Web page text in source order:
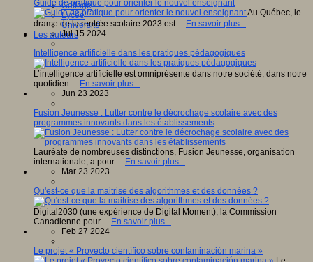
Collège
Lycée
Université
Les auteurs
Guide de pratique pour orienter le nouvel enseignant
Au Québec, le
drame de la rentrée scolaire 2023 est… En savoir plus...
Jul 15 2024
Intelligence artificielle dans les pratiques pédagogiques
L’intelligence artificielle est omniprésente dans notre société, dans notre
quotidien… En savoir plus...
Jun 23 2023
Fusion Jeunesse : Lutter contre le décrochage scolaire avec des
programmes innovants dans les établissements
Lauréate de nombreuses distinctions, Fusion Jeunesse, organisation
internationale, a pour… En savoir plus...
Mar 23 2023
Qu'est-ce que la maitrise des algorithmes et des données ?
Digital2030 (une expérience de Digital Moment), la Commission
Canadienne pour… En savoir plus...
Feb 27 2024
Le projet « Proyecto científico sobre contaminación marina »